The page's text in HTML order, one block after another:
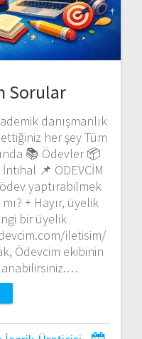
Sorular
danışmanlık
her şey Tüm
📚 Ödevler 📦
📌 ÖDEVCİM
yaptırabilmek
+ Hayır, üyelik
bir üyelik
iletisim/
Ödevcim ekibinin